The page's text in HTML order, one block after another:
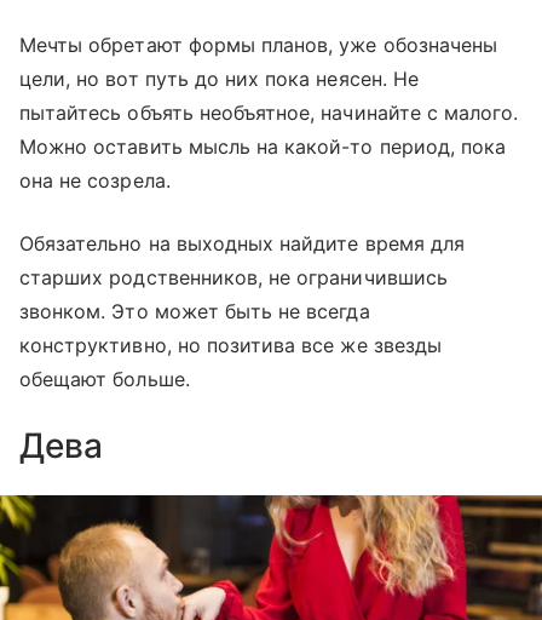
Мечты обретают формы планов, уже обозначены
цели, но вот путь до них пока неясен. Не
пытайтесь объять необъятное, начинайте с малого.
Можно оставить мысль на какой-то период, пока
она не созрела.
Обязательно на выходных найдите время для
старших родственников, не ограничившись
звонком. Это может быть не всегда
конструктивно, но позитива все же звезды
обещают больше.
Дева